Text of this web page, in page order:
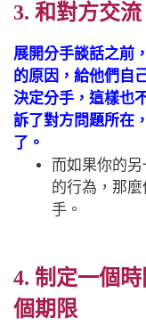
3. 和對方交
展開分手談話之前
的原因，給他們自
決定分手，這樣也
訴了對方問題所在
了。
而如果你的
的行為，那
手。
4. 制定一個
個期限